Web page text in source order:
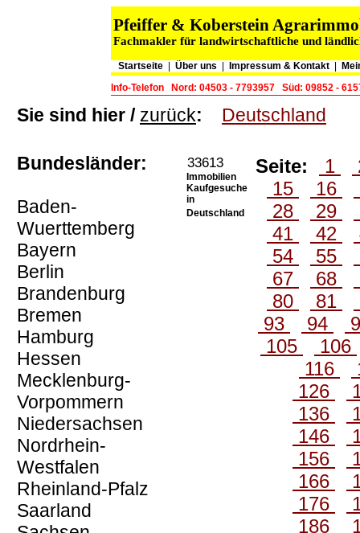
Pfeiffer & Koberstein
Fachmakler für landwirtschaftliche und
Startseite Über uns Impressum & Kontakt
Info-Telefon
Nord: 04503 - 7793957 Süd: 09852 -
Sie sind hier / zurück: Deutschland
Bundesländer:
Baden-
Wuerttemberg
Bayern
Berlin
Brandenburg
Bremen
Hamburg
Hessen
Mecklenburg-
Vorpommern
Niedersachsen
Nordrhein-
Westfalen
Rheinland-Pfalz
Saarland
33613
Immobilien
Kaufgesuche
in
Deutschland
Seite: 1
15
16
28
29
41
42
54
55
67
68
80
81
93
94
105
106
116
126
136
146
156
166
176
186